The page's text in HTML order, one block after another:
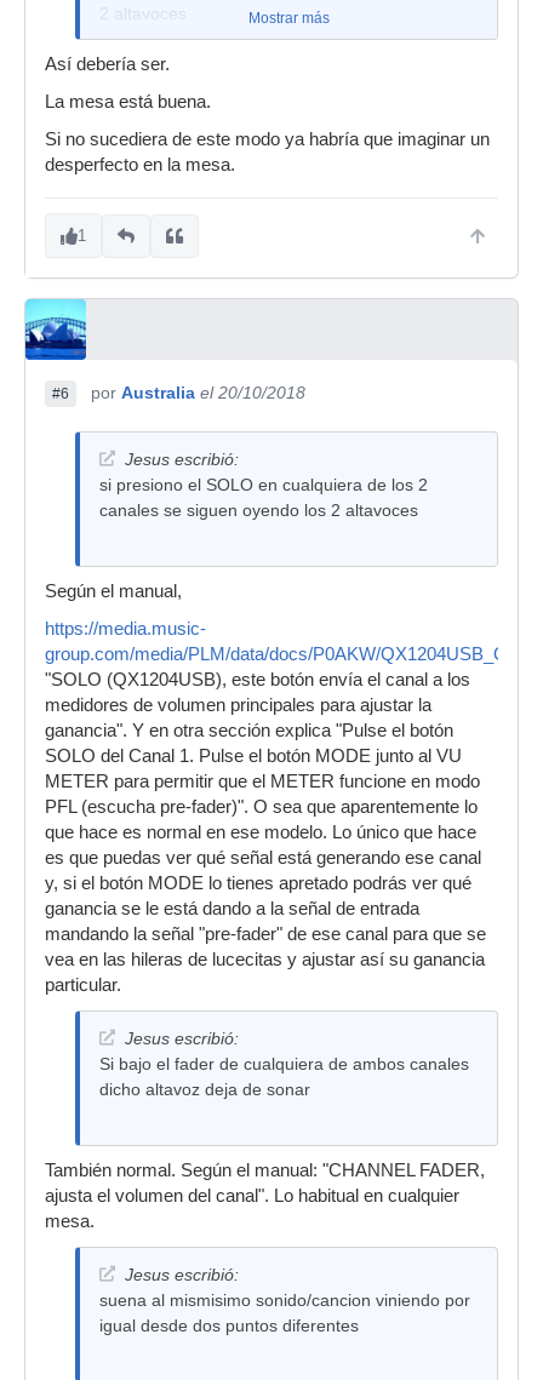
2 altavoces
Mostrar más
Así debería ser.
La mesa está buena.
Si no sucediera de este modo ya habría que imaginar un
desperfecto en la mesa.
1
#6 por Australia el 20/10/2018
Jesus escribió:
si presiono el SOLO en cualquiera de los 2
canales se siguen oyendo los 2 altavoces
Según el manual,
https://media.music-
group.com/media/PLM/data/docs/P0AKW/
"SOLO (QX1204USB), este botón envía el canal a los
medidores de volumen principales para ajustar la
ganancia". Y en otra sección explica "Pulse el botón
SOLO del Canal 1. Pulse el botón MODE junto al VU
METER para permitir que el METER funcione en modo
PFL (escucha pre-fader)". O sea que aparentemente lo
que hace es normal en ese modelo. Lo único que hace
es que puedas ver qué señal está generando ese canal
y, si el botón MODE lo tienes apretado podrás ver qué
ganancia se le está dando a la señal de entrada
mandando la señal "pre-fader" de ese canal para que se
vea en las hileras de lucecitas y ajustar así su ganancia
particular.
Jesus escribió:
Si bajo el fader de cualquiera de ambos canales
dicho altavoz deja de sonar
También normal. Según el manual: "CHANNEL FADER,
ajusta el volumen del canal". Lo habitual en cualquier
mesa.
Jesus escribió:
suena al mismisimo sonido/cancion viniendo por
igual desde dos puntos diferentes